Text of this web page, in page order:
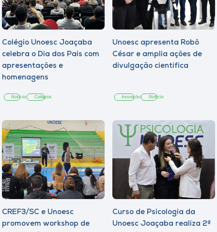
Colégio Unoesc Joaçaba
celebra o Dia dos Pais com
apresentações e
homenagens
Notícia Colégios
Unoesc apresenta Robô
César e amplia ações de
divulgação científica
Inovação Notícia
CREF3/SC e Unoesc
promovem workshop de
Curso de Psicologia da
Unoesc Joaçaba realiza 2ª